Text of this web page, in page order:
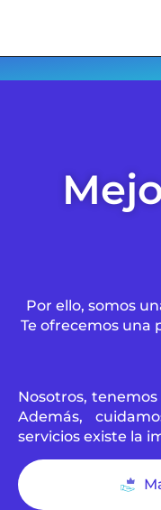
Por ello, somos
Te ofrecemos una
Nosotros,
Además,
servicios existe la